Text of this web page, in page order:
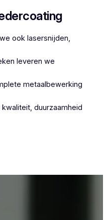
ook lasersnijden,
leveren we
metaalbewerking
duurzaamheid